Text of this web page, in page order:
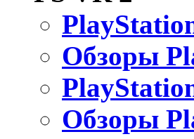
Обзоры
Обзоры